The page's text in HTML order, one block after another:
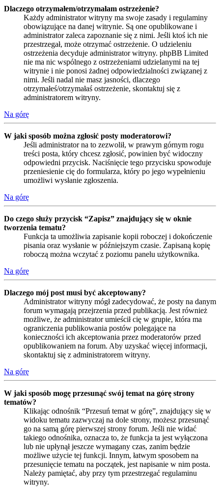
Dlaczego otrzymałem/otrzymałam ostrzeżenie?
Każdy administrator witryny ma swoje zasady i regulaminy
obowiązujące na danej witrynie. Są one opublikowane i
administrator zaleca zapoznanie się z nimi. Jeśli ktoś ich nie
przestrzegał, może otrzymać ostrzeżenie. O udzieleniu
ostrzeżenia decyduje administrator witryny. phpBB Limited
nie ma nic wspólnego z ostrzeżeniami udzielanymi na tej
witrynie i nie ponosi żadnej odpowiedzialności związanej z
nimi. Jeśli nadal nie masz jasności, dlaczego
otrzymałeś/otrzymałaś ostrzeżenie, skontaktuj się z
administratorem witryny.
Na górę
W jaki sposób można zgłosić posty moderatorowi?
Jeśli administrator na to zezwolił, w prawym górnym rogu
treści posta, który chcesz zgłosić, powinien być widoczny
odpowiedni przycisk. Naciśnięcie tego przycisku spowoduje
przeniesienie cię do formularza, który po jego wypełnieniu
umożliwi wysłanie zgłoszenia.
Na górę
Do czego służy przycisk “Zapisz” znajdujący się w oknie
tworzenia tematu?
Funkcja ta umożliwia zapisanie kopii roboczej i dokończenie
pisania oraz wysłanie w późniejszym czasie. Zapisaną kopię
roboczą można wczytać z poziomu panelu użytkownika.
Na górę
Dlaczego mój post musi być akceptowany?
Administrator witryny mógł zadecydować, że posty na danym
forum wymagają przejrzenia przed publikacją. Jest również
możliwe, że administrator umieścił cię w grupie, która ma
ograniczenia publikowania postów polegające na
konieczności ich akceptowania przez moderatorów przed
opublikowaniem na forum. Aby uzyskać więcej informacji,
skontaktuj się z administratorem witryny.
Na górę
W jaki sposób mogę przesunąć swój temat na górę strony
tematów?
Klikając odnośnik “Przesuń temat w górę”, znajdujący się w
widoku tematu zazwyczaj na dole strony, możesz przesunąć
go na samą górę pierwszej strony forum. Jeśli nie widać
takiego odnośnika, oznacza to, że funkcja ta jest wyłączona
lub nie upłynął jeszcze wymagany czas, zanim będzie
możliwe użycie tej funkcji. Innym, łatwym sposobem na
przesunięcie tematu na początek, jest napisanie w nim posta.
Należy pamiętać, aby przy tym przestrzegać regulaminu
witryny.